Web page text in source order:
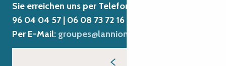
Sie erreichen uns per Telefon: 02 96 05 54 31 | 02
96 04 04 57 | 06 08 73 72 16
Per E-Mail: groupes@lannion-tregor.com